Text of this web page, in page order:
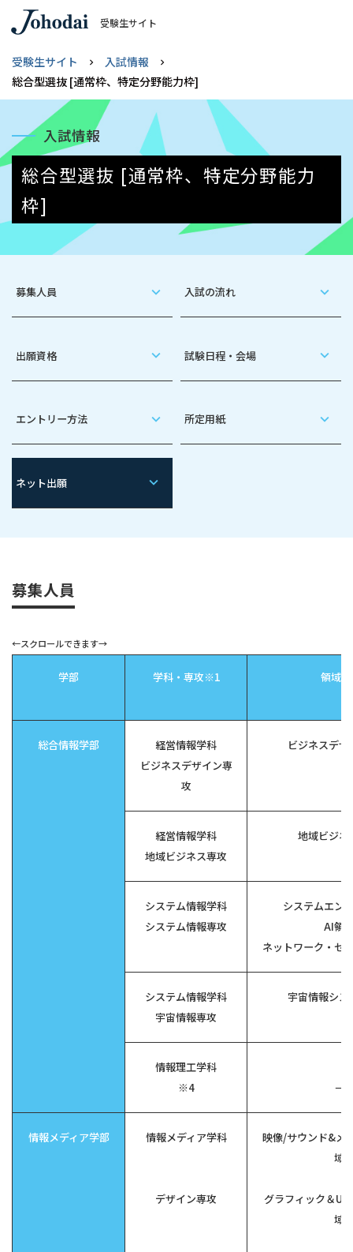
受験生サイト
受験生サイト
入試情報
総合型選抜 [通常枠、特定分野能力枠]
入試情報
総合型選抜 [通常枠、特定分野能力
枠]
募集人員 入試の流れ
出願資格 試験日程・会場
エントリー方法 所定用紙
ネット出願
募集人員
学部 学科・専攻※1 領域
総合情報学部
経営情報学科
ビジネスデザイン専
攻
ビジネスデザ
経営情報学科
地域ビジネス専攻
地域ビジネ
システム情報学科
システム情報専攻
システムエン
AI領
ネットワーク・セ
システム情報学科
宇宙情報専攻
宇宙情報シス
情報理工学科
※4
－
情報メディア学部 情報メディア学科
デザイン専攻
映像/サウンド&メ
域
グラフィック＆UI/
域